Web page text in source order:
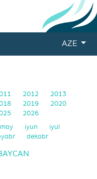
AZE
2012
2013
2019
2020
2026
may iyun
iyul
dekabr